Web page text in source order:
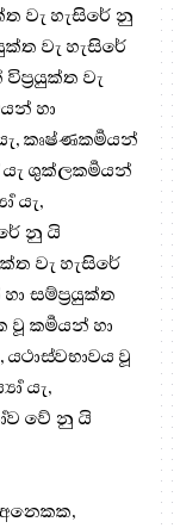
වැ හැසිරේ නු
වැ හැසිරේ
වැ
හා
කෘෂ්ණකර්‍මයන්
යැ ශුක්ලකර්‍මයන්
යැ,
නු යි
වැ හැසිරේ
සම්ප්‍රයුක්ත
වූ කර්‍මයන් හා
යථාස්වභාවය වූ
යැ,
වේ නු යි
අනෙකක,